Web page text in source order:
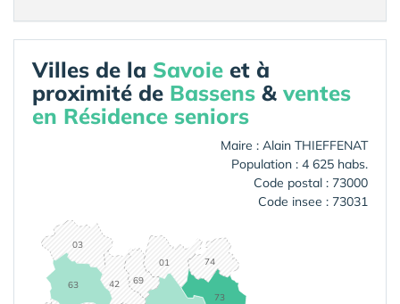
Villes de la Savoie et à
proximité de Bassens & ventes
en Résidence seniors
Maire : Alain THIEFFENAT
Population : 4 625 habs.
Code postal : 73000
Code insee : 73031
01
03
42
63
69
73
74